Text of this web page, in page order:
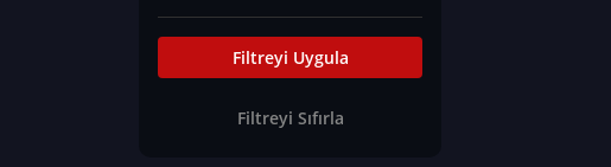
Eğitim Bilimleri
İlknur İyigökler
Büşra Elif Kıvrak
Can TORUN
Filtreyi Uygula
Filtreyi Sıfırla